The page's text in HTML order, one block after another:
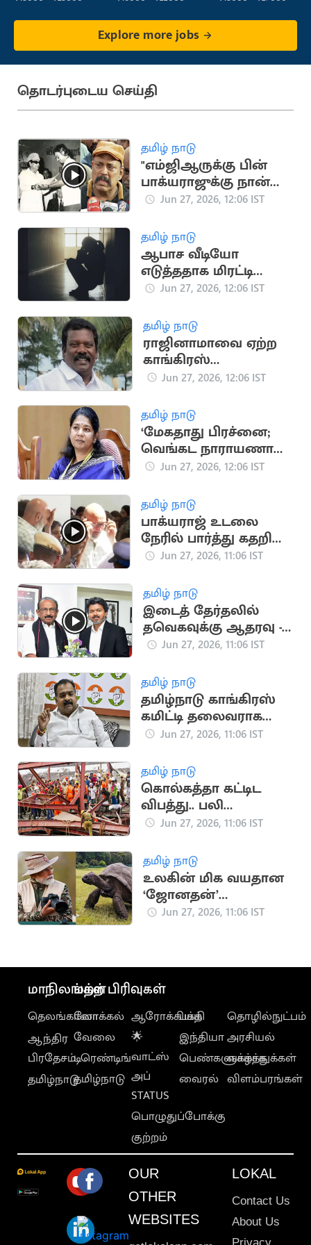
Explore more jobs
தொடர்புடைய செய்தி
தமிழ் நாடு
"எம்ஜிஆருக்கு பின்
பாக்யராஜுக்கு நான்
ரசிகர்".. நடிகர் தம்பி
Jun 27, 2026, 12:06 IST
தமிழ் நாடு
ஆபாச வீடியோ
எடுத்ததாக மிரட்டி
கல்லூரி மாணவியிடம்
Jun 27, 2026, 12:06 IST
தமிழ் நாடு
ராஜினாமாவை ஏற்ற
காங்கிரஸ்
தலைமைக்கு நன்றி
செல்வப்பெருந்தகை
Jun 27, 2026, 12:06 IST
தமிழ் நாடு
‘மேகதாது பிரச்னை;
வெங்கட நாராயணா
யார் பக்கம் நிற்பார்?’..
Jun 27, 2026, 12:06 IST
தமிழ் நாடு
பாக்யராஜ் உடலை
நேரில் பார்த்து கதறி
அழுத நடிகர் சத்யராஜ்
Jun 27, 2026, 11:06 IST
தமிழ் நாடு
இடைத் தேர்தலில்
தவெகவுக்கு ஆதரவு -
வைகோ அறிவிப்பு
Jun 27, 2026, 11:06 IST
தமிழ் நாடு
தமிழ்நாடு காங்கிரஸ்
கமிட்டி தலைவராக
மாணிக்கம் தாகூர்
Jun 27, 2026, 11:06 IST
தமிழ் நாடு
கொல்கத்தா கட்டிட
விபத்து.. பலி
எண்ணிக்கை 16 ஆக
Jun 27, 2026, 11:06 IST
தமிழ் நாடு
உலகின் மிக வயதான
‘ஜோனதன்’
ஆமையுடன் பிரதமர்
Jun 27, 2026, 11:06 IST
மாநிலங்கள்
தெலங்கானா
ஆந்திர
பிரதேசம்
தமிழ்நாடு
மற்ற பிரிவுகள்
லோக்கல்
வேலை
டிரெண்டிங்
தமிழ்நாடு
ஆரோக்கியம்
🌟
வாட்ஸ்
அப்
STATUS
பொழுதுப்போக்கு
குற்றம்
பக்தி
இந்தியா
பெண்களுக்காக
வைரல்
தொழில்நுட்பம்
அரசியல்
வாழ்த்துக்கள்
விளம்பரங்கள்
OUR
OTHER
WEBSITES
LOKAL
Contact Us
About Us
Privacy